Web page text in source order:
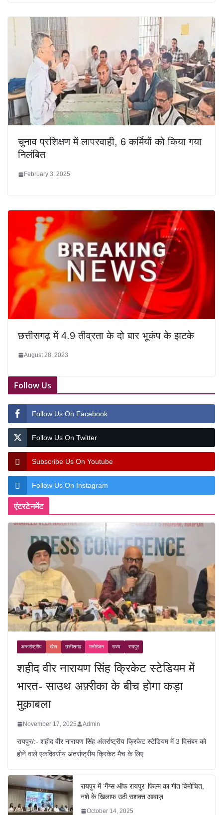
चुनाव प्रशिक्षण में लापरवाही, 6 कर्मियों को किया गया
निलंबित
February 3, 2025
छत्तीसगढ़ में 4.9 तीव्रता के दो बार भूकंप के झटके
August 28, 2023
Follow Us
Follow Us On Facebook
Follow Us On Twitter
Subscribe Us On Youtube
Follow Us On Instagram
एंटरटेनमेंट
अन्तर्राष्ट्रीय खेल छत्तीसगढ़ मनोरंजन राज्य रायपुर
शहीद वीर नारायण सिंह क्रिकेट स्टेडियम में
भारत- साउथ अफ़्रीका के बीच होगा कड़ा
मुक़ाबला
November 17, 2025 Admin
रायपुर/:- शहीद वीर नारायण सिंह अंतर्राष्ट्रीय क्रिकेट स्टेडियम में 3 दिसंबर को
होने वाले एकदिवसीय अंतर्राष्ट्रीय क्रिकेट मैच के लिए
रायपुर में ‘गैंग्स ऑफ रायपुर’ फिल्म का गीत विमोचित,
नशे के खिलाफ उठी सशक्त आवाज़
October 14, 2025